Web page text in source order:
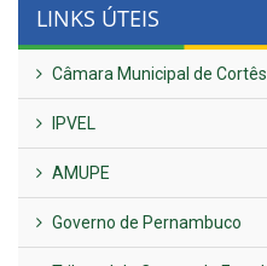
LINKS ÚTEIS
Câmara Municipal de Cortês
IPVEL
AMUPE
Governo de Pernambuco